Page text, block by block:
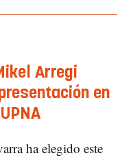
Arregi
en
ha elegido este